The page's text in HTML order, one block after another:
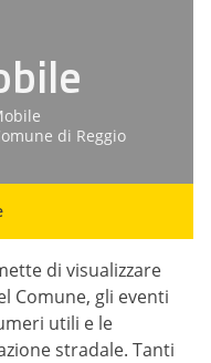
di Reggio
di visualizzare
Comune, gli eventi
utili e le
stradale. Tanti